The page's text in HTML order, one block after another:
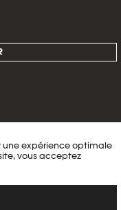
une expérience optimale
vous acceptez